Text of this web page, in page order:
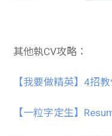
其他執CV攻略：
【我要做精英】4招
【一粒字定生】